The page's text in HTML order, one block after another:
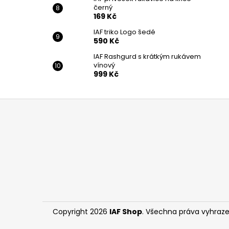
černý
169 Kč
IAF triko Logo šedé
590 Kč
IAF Rashgurd s krátkým rukávem
vínový
999 Kč
Z
Copyright 2026 IAF Shop. Všechna práva